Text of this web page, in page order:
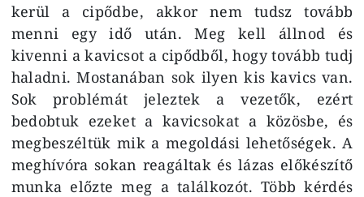
kerül a cipődbe, akkor nem tudsz tovább
menni egy idő után. Meg kell állnod és
kivenni a kavicsot a cipődből, hogy tovább tudj
haladni. Mostanában sok ilyen kis kavics van.
Sok problémát jeleztek a vezetők, ezért
bedobtuk ezeket a kavicsokat a közösbe, és
megbeszéltük mik a megoldási lehetőségek. A
meghívóra sokan reagáltak és lázas előkészítő
munka előzte meg a találkozót. Több kérdés